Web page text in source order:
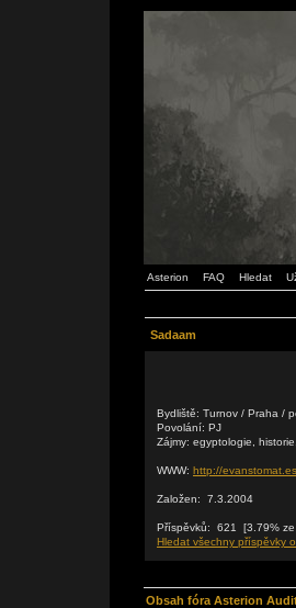
Asterion FAQ Hledat
Sadaam
Bydliště: Turnov / Praha /
Povolání: PJ
Zájmy: egyptologie,
WWW: http://
Založen: 7.3.2004
Příspěvků: 621 [3.79% ze
Hledat všechny příspěvky
Obsah fóra Asterion